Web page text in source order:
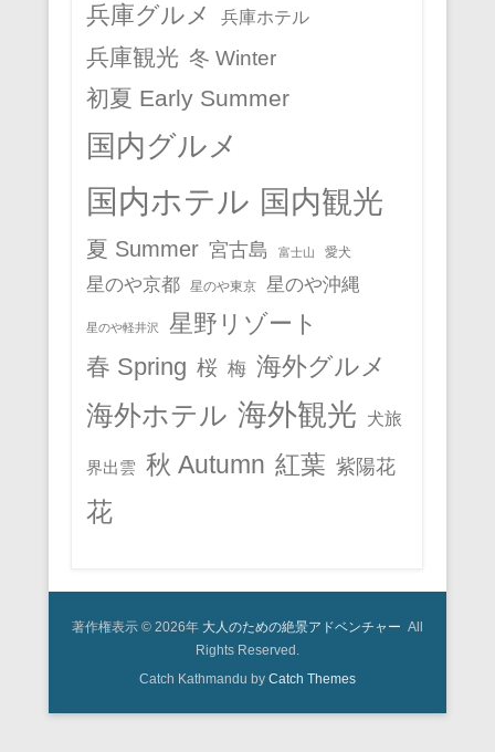
兵庫グルメ 兵庫ホテル
兵庫観光 冬 Winter
初夏 Early Summer
国内グルメ
国内ホテル 国内観光
夏 Summer 宮古島 富士山 愛犬
星のや京都 星のや東京 星のや沖縄
星のや軽井沢
星野リゾート
春 Spring 桜 梅 海外グルメ
海外ホテル 海外観光 犬旅
界出雲 秋 Autumn 紅葉 紫陽花
花
著作権表示 © 2026年 大人のための絶景アドベンチャー All
Rights Reserved.
Catch Kathmandu by Catch Themes